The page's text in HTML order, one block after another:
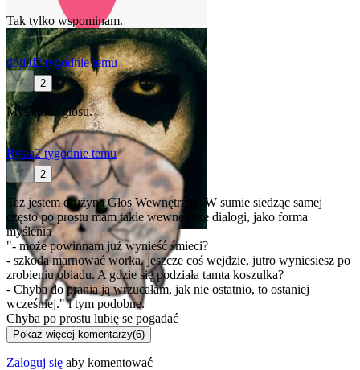
Tak tylko wspominam.
dolitd2 tygodnie temu
2
Myślę bez głosu.
Rysia2 tygodnie temu
2
Też jestem drużyna Głos Wewnętrzny. W sumie siedząc samej
często po prostu mam takie wewnętrzne dialogi, jako forma
myślenia
"- może powinnam już wynieść śmieci?
- szkoda marnować worka, jeszcze coś wejdzie, jutro wyniesiesz po
zrobieniu obiadu. A gdzie się podziała tamta koszulka?
- Chyba do prania ją wrzucałam, jak nie ostatnio, to ostaniej
wcześniej." i tym podobne.
Chyba po prostu lubię se pogadać
Pokaż więcej komentarzy(6)
Zaloguj się aby komentować